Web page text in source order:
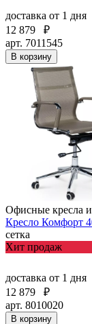
доставка от 1 дня
12 879
₽
арт. 7011545
В корзину
Офисные кресла и
Кресло Комфорт
сетка
Хит продаж
доставка от 1 дня
12 879
₽
арт. 8010020
В корзину